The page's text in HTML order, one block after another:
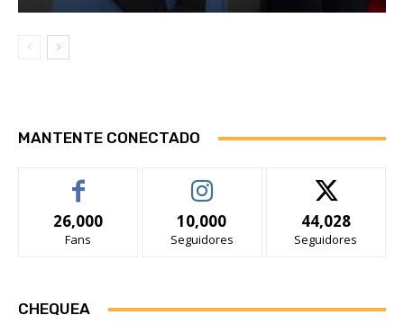
MANTENTE CONECTADO
26,000
Fans
10,000
Seguidores
44,028
Seguidores
CHEQUEA